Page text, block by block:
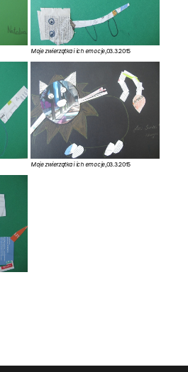
Moje zwierzątka i ich emocje,03.3.2015
Moje zwierzątka i ich emocje,03.3.2015